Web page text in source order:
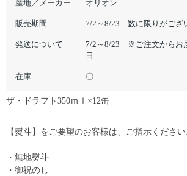
産地／メーカー オリオン
販売期間 7/2～8/23 数に限りがござ
発送について
7/2～8/23 ※ご注文からお
日
在庫 〇
ザ・ドラフト350ｍｌ×12缶
【熨斗】をご要望のお客様は、ご指示ください
・無地熨斗
・御祝のし